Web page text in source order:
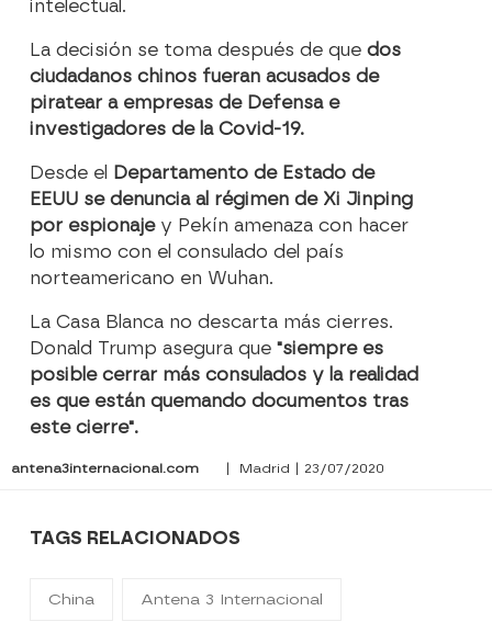
intelectual.
La decisión se toma después de quedos
ciudadanos chinos fueran acusados de
piratear a empresas de Defensa e
investigadores de la Covid-19.
Desde el Departamento de Estado de
EEUU se denuncia al régimen de Xi Jinping
por espionajey Pekín amenaza con hacer
lo mismo con el consulado del país
norteamericano en Wuhan.
La Casa Blanca no descarta más cierres.
Donald Trump asegura que"siempre es
posible cerrar más consulados y la realidad
es que están quemando documentos tras
este cierre".
antena3internacional.com | Madrid | 23/07/2020
TAGS RELACIONADOS
China Antena 3 Internacional